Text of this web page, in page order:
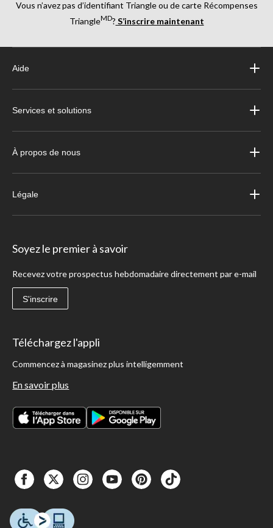
Vous n’avez pas d’identifiant Triangle ou de carte Récompenses
TriangleMD? S’inscrire maintenant
Aide
Services et solutions
À propos de nous
Légale
Soyez le premier à savoir
Recevez votre prospectus hebdomadaire directement par e-mail
S'inscrire
Téléchargez l'appli
Commencez à magasinez plus intelligemment
En savoir plus